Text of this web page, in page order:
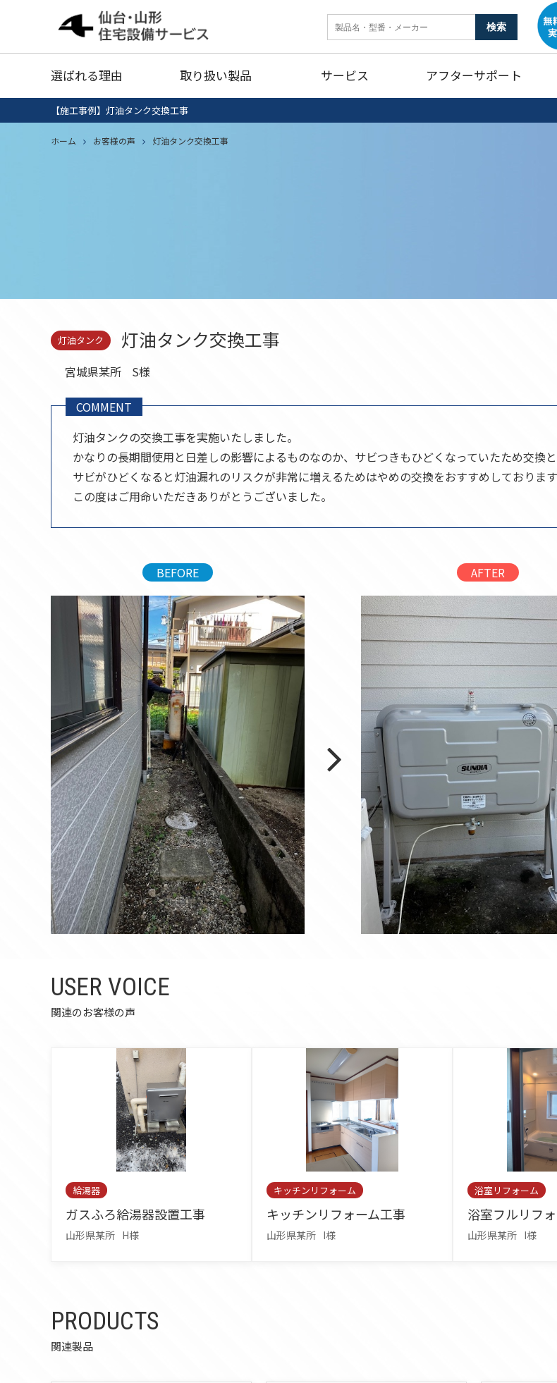
選ばれる理由 取り扱い製品
給湯器
サービス アフターサポート
【施工事例】灯油タンク交換工事
ホーム お客様の声 灯油タンク交換工事
灯油タンク 灯油タンク交換工事
宮城県某所 S様
COMMENT
灯油タンクの交換工事を実施いたしました。
かなりの長期間使用と日差しの影響によるものなのか、サビつきもひどくなっていたため交換
サビがひどくなると灯油漏れのリスクが非常に増えるためはやめの交換をおすすめしております
この度はご用命いただきありがとうございました。
BEFORE AFTER
USER VOICE
関連のお客様の声
給湯器
ガスふろ給湯器設置工事
山形県某所 H様
キッチンリフォーム
キッチンリフォーム工事
山形県某所 I様
浴室リフォーム
浴室フルリフ
山形県某所 I様
PRODUCTS
関連製品
給湯器 暖房機器
IHクッキング
給湯器清掃・点検 ホームタンク清掃・点検 エアコン清